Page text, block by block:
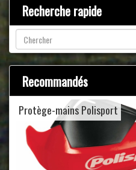
Recherche rapide
Recommandés
Protège-mains Polisport